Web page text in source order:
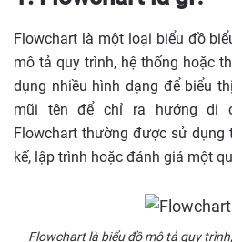
Flowchart là một loại biểu đồ
mô tả quy trình, hệ thống hoặc
dụng nhiều hình dạng để biểu
mũi tên để chỉ ra hướng di
Flowchart thường được sử dụng
kế, lập trình hoặc đánh giá một
Flowchart là biểu đồ mô tả quy